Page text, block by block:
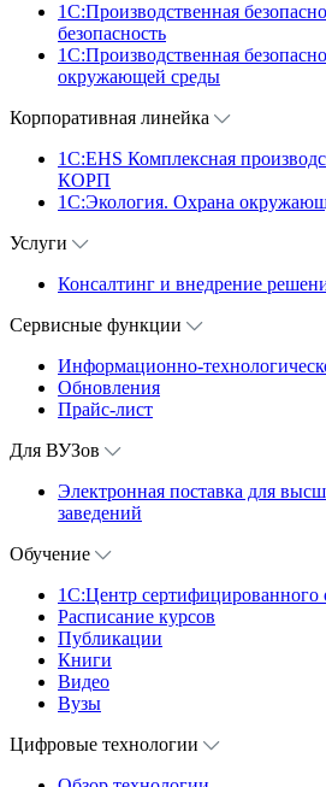
1C:Производственная
безопасность
1C:Производственная
окружающей среды
Корпоративная линейка
1С:EHS Комплексная
КОРП
1С:Экология. Охрана
Услуги
Консалтинг и внедрение
Сервисные функции
Информационно-
Обновления
Прайс-лист
Для ВУЗов
Электронная поставка для
заведений
Обучение
1С:Центр сертифицированного
Расписание курсов
Публикации
Книги
Видео
Вузы
Цифровые технологии